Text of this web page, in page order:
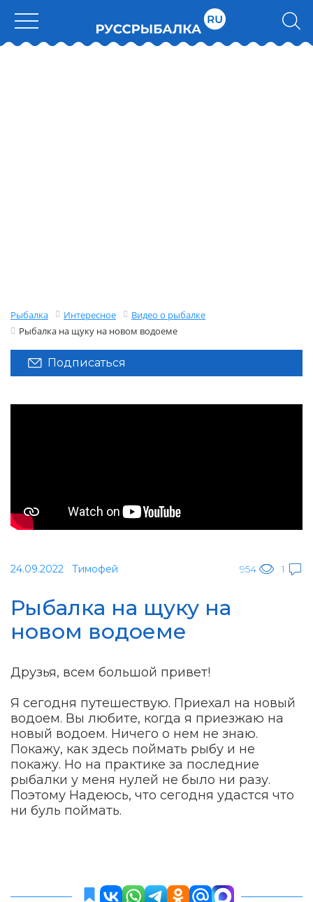
Рыбалка Интересное
Видео о рыбалке
Рыбалка на щуку на новом водоеме
Подписаться
24.09.2022 Тимофей 954 1
Рыбалка на щуку на
новом водоеме
Друзья, всем большой привет!
Я сегодня путешествую. Приехал на новый
водоем. Вы любите, когда я приезжаю на
новый водоем. Ничего о нем не знаю.
Покажу, как здесь поймать рыбу и не
покажу. Но на практике за последние
рыбалки у меня нулей не было ни разу.
Поэтому Надеюсь, что сегодня удастся что
ни буль поймать.